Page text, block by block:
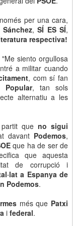
per una cara,
Sánchez,SÍ ES SÍ,
respectiva!
"Me siento orgullosa
a militar cuando
, com sí fan
Popular, tan sols
alternatiu a les
queno sigui
davant Podemos,
que ha de ser de
que aquesta
de corrupció i
a Espanya de
Podemos.
més que Patxi
i federal.